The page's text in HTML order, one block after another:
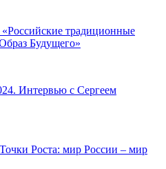
традиционные
Будущего»
Интервью с Сергеем
Роста: мир России – мир